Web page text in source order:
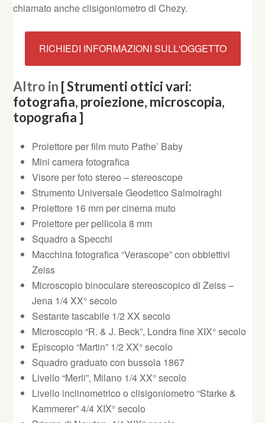
chiamato anche clisigoniometro di Chezy.
RICHIEDI INFORMAZIONI SULL'OGGETTO
Altro in [ Strumenti ottici vari:
fotografia, proiezione, microscopia,
topografia ]
Proiettore per film muto Pathe’ Baby
Mini camera fotografica
Visore per foto stereo – stereoscope
Strumento Universale Geodetico Salmoiraghi
Proiettore 16 mm per cinema muto
Proiettore per pellicola 8 mm
Squadro a Specchi
Macchina fotografica “Verascope” con obbiettivi
Zeiss
Microscopio binoculare stereoscopico di Zeiss –
Jena 1/4 XX° secolo
Sestante tascabile 1/2 XX secolo
Microscopio “R. & J. Beck”, Londra fine XIX° secolo
Episcopio “Martin” 1/2 XX° secolo
Squadro graduato con bussola 1867
Livello “Merli”, Milano 1/4 XX° secolo
Livello inclinometrico o clisigoniometro “Starke &
Kammerer” 4/4 XIX° secolo